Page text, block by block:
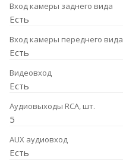
Вход камеры заднего вида
Есть
Вход камеры переднего вида
Есть
Видеовход
Есть
Аудиовыходы RCA, шт.
5
AUX аудиовход
Есть